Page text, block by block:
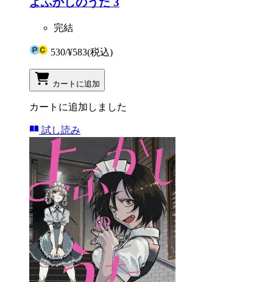
完結
530/¥583(税込)
カートに追加
カートに追加しました
試し読み